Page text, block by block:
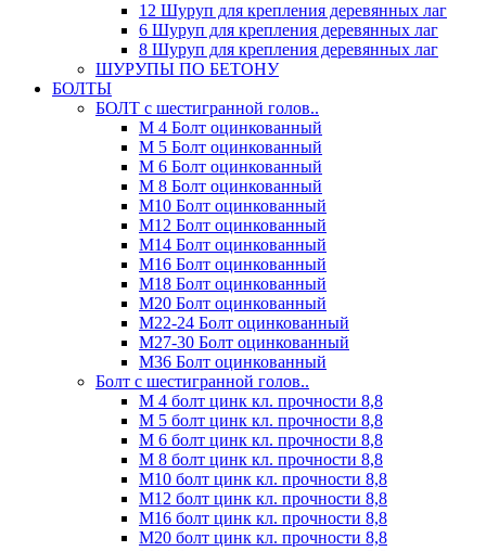
12 Шуруп для крепления деревянных лаг
6 Шуруп для крепления деревянных лаг
8 Шуруп для крепления деревянных лаг
ШУРУПЫ ПО БЕТОНУ
БОЛТЫ
БОЛТ с шестигранной голов..
М 4 Болт оцинкованный
М 5 Болт оцинкованный
М 6 Болт оцинкованный
М 8 Болт оцинкованный
М10 Болт оцинкованный
М12 Болт оцинкованный
М14 Болт оцинкованный
М16 Болт оцинкованный
М18 Болт оцинкованный
М20 Болт оцинкованный
М22-24 Болт оцинкованный
М27-30 Болт оцинкованный
М36 Болт оцинкованный
Болт с шестигранной голов..
М 4 болт цинк кл. прочности 8,8
М 5 болт цинк кл. прочности 8,8
М 6 болт цинк кл. прочности 8,8
М 8 болт цинк кл. прочности 8,8
М10 болт цинк кл. прочности 8,8
М12 болт цинк кл. прочности 8,8
М16 болт цинк кл. прочности 8,8
М20 болт цинк кл. прочности 8,8